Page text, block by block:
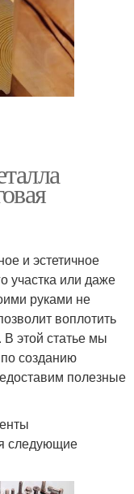
и эстетичное
участка или даже
руками не
воплотить
этой статье мы
созданию
полезные
следующие